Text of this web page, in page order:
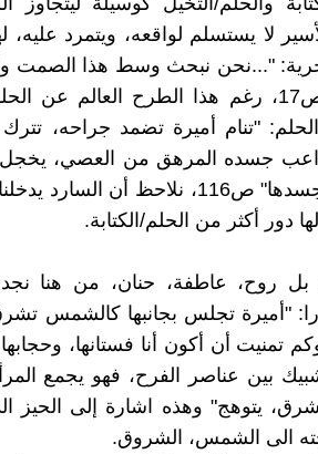
لا يستسلم لواقعه، ويتمرد عليه،
"...نحن نبحث وسط هذا
يحملنا إلى حدود الحرية" ص17، رغم هذا الطرح
الحلم: "تنام أميرة تضمد جراحه،
جسده المرهق من العصي،
يعانقها في جميع مسافات جسدها" ص116، نلاحظ
دور أكثر من الحلم/الكتابة.
روح، عاطفة، حنان، من هنا
"أميرة تجلس بجانبها كالشمس
بين عناصر الفرح، فهو يجمع
يتوهج" وهذه اشارة إلى الحيز
الى الشمس، الشروق.